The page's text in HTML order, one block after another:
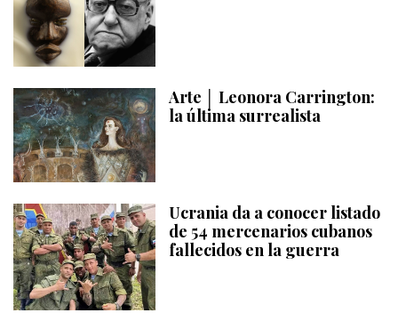
Arte │ Leonora Carrington:
la última surrealista
Ucrania da a conocer listado
de 54 mercenarios cubanos
fallecidos en la guerra